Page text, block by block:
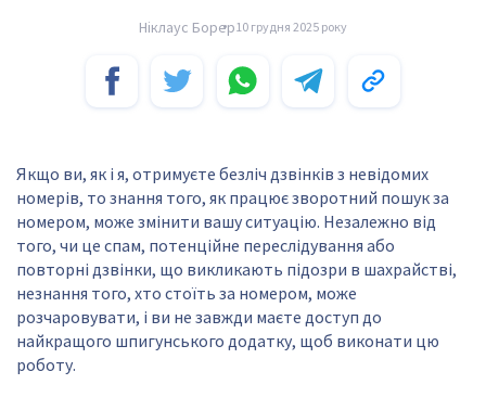
Ніклаус Борер 10 грудня 2025 року
Якщо ви, як і я, отримуєте безліч дзвінків з невідомих
номерів, то знання того, як працює зворотний пошук за
номером, може змінити вашу ситуацію. Незалежно від
того, чи це спам, потенційне переслідування або
повторні дзвінки, що викликають підозри в шахрайстві,
незнання того, хто стоїть за номером, може
розчаровувати, і ви не завжди маєте доступ до
найкращого шпигунського додатку, щоб виконати цю
роботу.